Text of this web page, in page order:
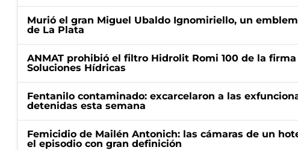
Murió el gran Miguel Ubaldo Ignomiriello, un
de La Plata
ANMAT prohibió el filtro Hidrolit Romi 100 de la firma
Soluciones Hídricas
Fentanilo contaminado: excarcelaron a las
detenidas esta semana
Femicidio de Mailén Antonich: las cámaras de un
el episodio con gran definición